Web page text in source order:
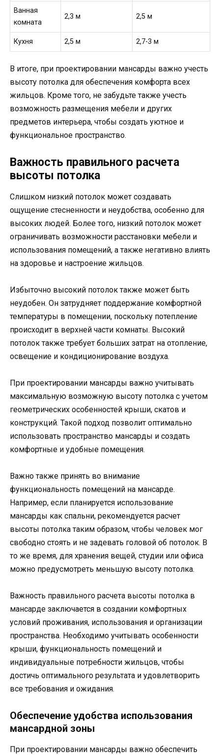
Ванная
комната
2,3 м 2,5 м
Кухня 2,5 м 2,7-3 м
В итоге, при проектировании мансарды важно учесть
высоту потолка для обеспечения комфорта всех
жильцов. Кроме того, не забудьте также учесть
возможность размещения мебели и других
предметов интерьера, чтобы создать уютное и
функциональное пространство.
Важность правильного расчета
высоты потолка
Слишком низкий потолок может создавать
ощущение стесненности и неудобства, особенно для
высоких людей. Более того, низкий потолок может
ограничивать возможности расстановки мебели и
использования помещений, а также негативно влиять
на здоровье и настроение жильцов.
Избыточно высокий потолок также может быть
неудобен. Он затрудняет поддержание комфортной
температуры в помещении, поскольку потепление
происходит в верхней части комнаты. Высокий
потолок также требует больших затрат на отопление,
освещение и кондиционирование воздуха.
При проектировании мансарды важно учитывать
максимальную возможную высоту потолка с учетом
геометрических особенностей крыши, скатов и
конструкций. Такой подход позволит оптимально
использовать пространство мансарды и создать
комфортные и удобные помещения.
Важно также принять во внимание
функциональность помещений на мансарде.
Например, если планируется использование
мансарды как спальни, рекомендуется расчет
высоты потолка таким образом, чтобы человек мог
свободно стоять и не задевать головой об потолок. В
то же время, для хранения вещей, студии или офиса
можно предусмотреть меньшую высоту потолка.
Важность правильного расчета высоты потолка в
мансарде заключается в создании комфортных
условий проживания, использования и организации
пространства. Необходимо учитывать особенности
крыши, функциональность помещений и
индивидуальные потребности жильцов, чтобы
достичь оптимального результата и удовлетворить
все требования и ожидания.
Обеспечение удобства использования
мансардной зоны
При проектировании мансарды важно обеспечить